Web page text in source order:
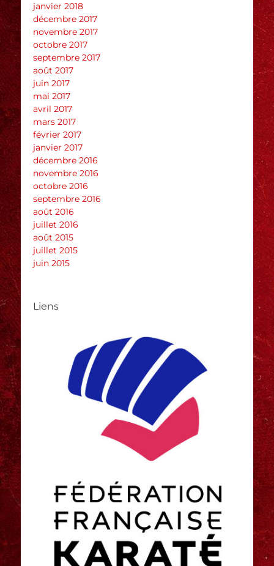
janvier 2018
décembre 2017
novembre 2017
octobre 2017
septembre 2017
août 2017
juin 2017
mai 2017
avril 2017
mars 2017
février 2017
janvier 2017
décembre 2016
novembre 2016
octobre 2016
septembre 2016
août 2016
juillet 2016
août 2015
juillet 2015
juin 2015
Liens